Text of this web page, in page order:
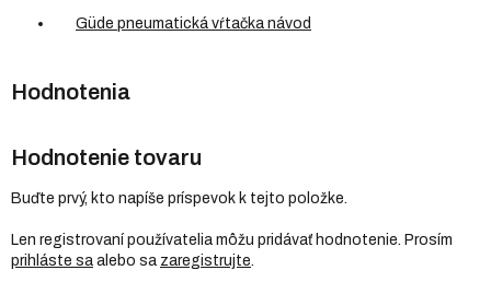
Güde pneumatická vŕtačka návod
Hodnotenie tovaru
Buďte prvý, kto napíše príspevok k tejto položke.
Len registrovaní používatelia môžu pridávať hodnotenie. Prosím
prihláste sa alebo sa zaregistrujte